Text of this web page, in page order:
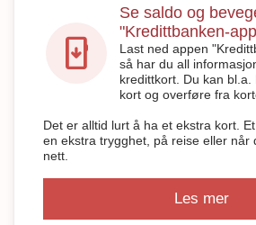
install_mobile
Se saldo og
"Kredittbanken-
Last ned appen
så har du all
kredittkort. Du kan
kort og overføre fra
Det er alltid lurt å ha et ekstra kort.
en ekstra trygghet, på reise eller når
nett.
Les mer